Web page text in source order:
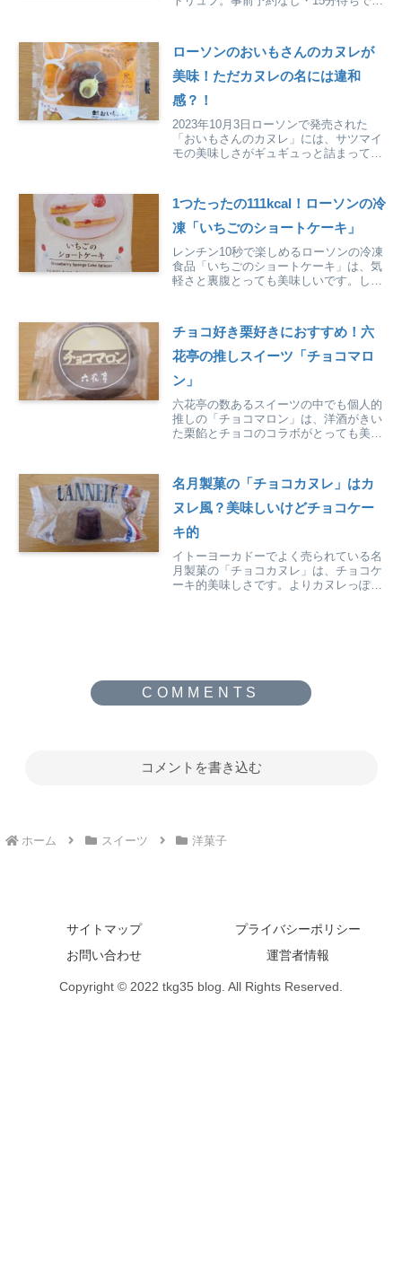
ローソンのおいもさんのカヌレが
美味！ただカヌレの名には違和
感？！
2023年10月3日ローソンで発売された
「おいもさんのカヌレ」には、サツマイ
モの美味しさがギュギュっと詰まってい
1つたったの111kcal！ローソンの冷
凍「いちごのショートケーキ」
レンチン10秒で楽しめるローソンの冷凍
食品「いちごのショートケーキ」は、気
軽さと裏腹とっても美味しいです。しか
チョコ好き栗好きにおすすめ！六
花亭の推しスイーツ「チョコマロ
ン」
六花亭の数あるスイーツの中でも個人的
推しの「チョコマロン」は、洋酒がきい
た栗餡とチョコのコラボがとっても美味
名月製菓の「チョコカヌレ」はカ
ヌレ風？美味しいけどチョコケー
キ的
イトーヨーカドーでよく売られている名
月製菓の「チョコカヌレ」は、チョコケ
ーキ的美味しさです。よりカヌレっぽさ
コメントを書き込む
ホーム スイーツ 洋菓子
サイトマップ
プライバシーポリシー
お問い合わせ
運営者情報
Copyright © 2022 tkg35 blog. All Rights Reserved.